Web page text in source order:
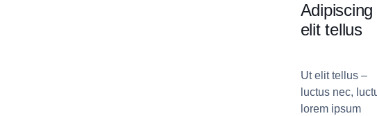
Adipiscing
elit tellus
Ut elit tellus –
luctus nec,
lorem ipsum